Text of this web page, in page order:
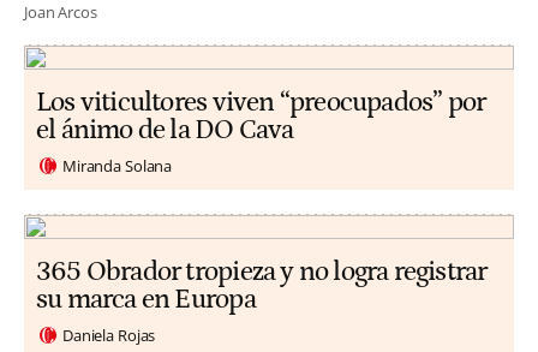
Joan Arcos
Los viticultores viven “preocupados” por
el ánimo de la DO Cava
Miranda Solana
365 Obrador tropieza y no logra registrar
su marca en Europa
Daniela Rojas